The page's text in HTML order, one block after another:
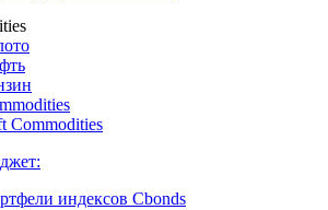
процентных ставок
Commodities